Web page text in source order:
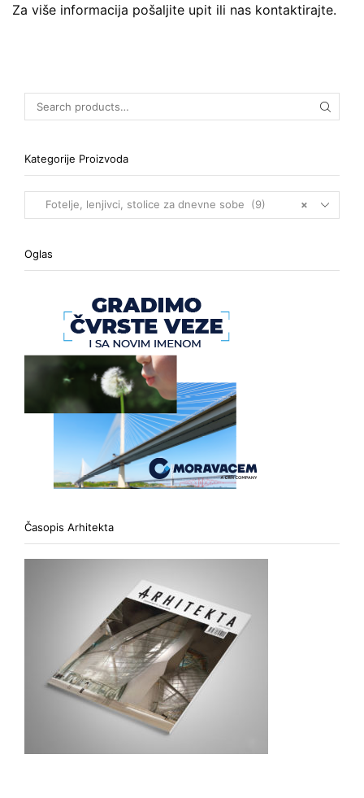
Za više informacija pošaljite upit ili nas kontaktirajte.
Kategorije Proizvoda
×
Fotelje, lenjivci, stolice za dnevne sobe (9)
Oglas
Časopis Arhitekta